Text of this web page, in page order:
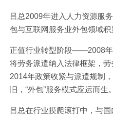
吕总2009年进入人力资源服
包与互联网服务业外包领域积
正值行业转型阶段——2008
将劳务派遣纳入法律框架，
2014年政策收紧与派遣规制
旧，“外包”服务模式应运而生。
吕总在行业摸爬滚打中，与